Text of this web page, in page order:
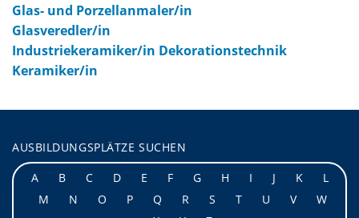
Glas- und Porzellanmaler/in
Glasveredler/in
Industriekeramiker/in Dekorationstechnik
Keramiker/in
AUSBILDUNGSPLÄTZE SUCHEN
A
B C D E F G H I J K
L
M
N O P Q R S T U V
W